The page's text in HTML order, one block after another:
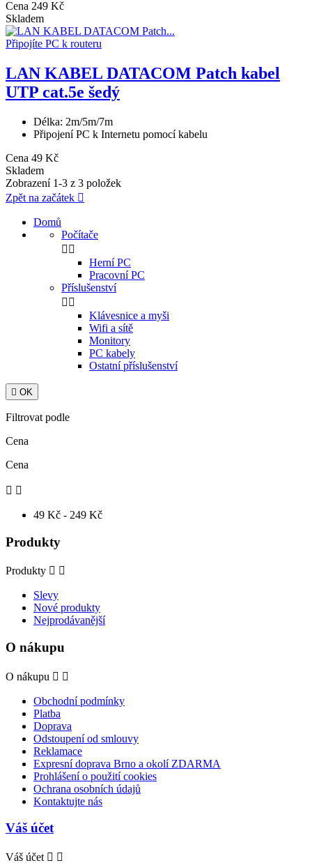
Cena 249 Kč
Skladem
Připojíte PC k routeru
LAN KABEL DATACOM Patch kabel
UTP cat.5e šedý
Délka: 2m/5m/7m
Připojení PC k Internetu pomocí kabelu
Cena 49 Kč
Skladem
Zobrazení 1-3 z 3 položek
Zpět na začátek 
Domů
Počítače
 
Herní PC
Pracovní PC
Příslušenství
 
Klávesnice a myši
Wifi a sítě
Monitory
PC kabely
Ostatní příslušenství
 OK
Filtrovat podle
Cena
Cena
 
49 Kč - 249 Kč
Produkty
Produkty  
Slevy
Nové produkty
Nejprodávanější
O nákupu
O nákupu  
Obchodní podmínky
Platba
Doprava
Odstoupení od smlouvy
Reklamace
Expresní doprava Brno a okolí ZDARMA
Prohlášení o použití cookies
Ochrana osobních údajů
Kontaktujte nás
Váš účet
Váš účet  